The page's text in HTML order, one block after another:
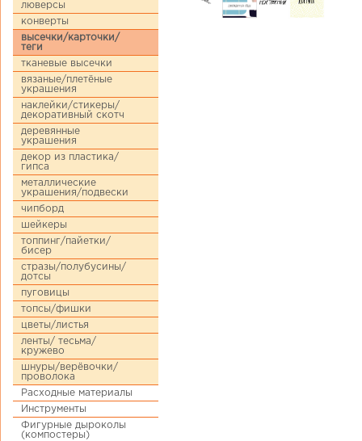
люверсы
конверты
высечки/карточки/
теги
тканевые высечки
вязаные/плетёные
украшения
наклейки/стикеры/
декоративный скотч
деревянные
украшения
декор из пластика/
гипса
металлические
украшения/подвески
чипборд
шейкеры
топпинг/пайетки/
бисер
стразы/полубусины/
дотсы
пуговицы
топсы/фишки
цветы/листья
ленты/ тесьма/
кружево
шнуры/верёвочки/
проволока
Расходные материалы
Инструменты
Фигурные дыроколы
(компостеры)